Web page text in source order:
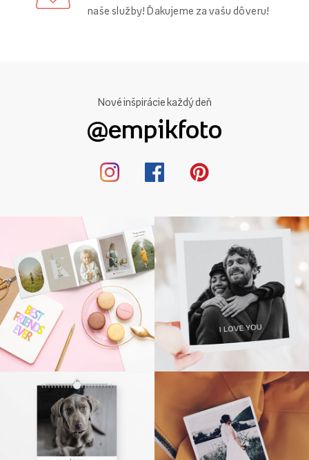
naše služby! Ďakujeme za vašu dôveru!
Nové inšpirácie každý deň
@empikfoto